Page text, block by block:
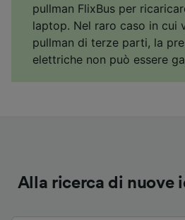
pullman FlixBus per
laptop. Nel raro caso in cui
pullman di terze parti, la
elettriche non può essere
Alla ricerca di nuove